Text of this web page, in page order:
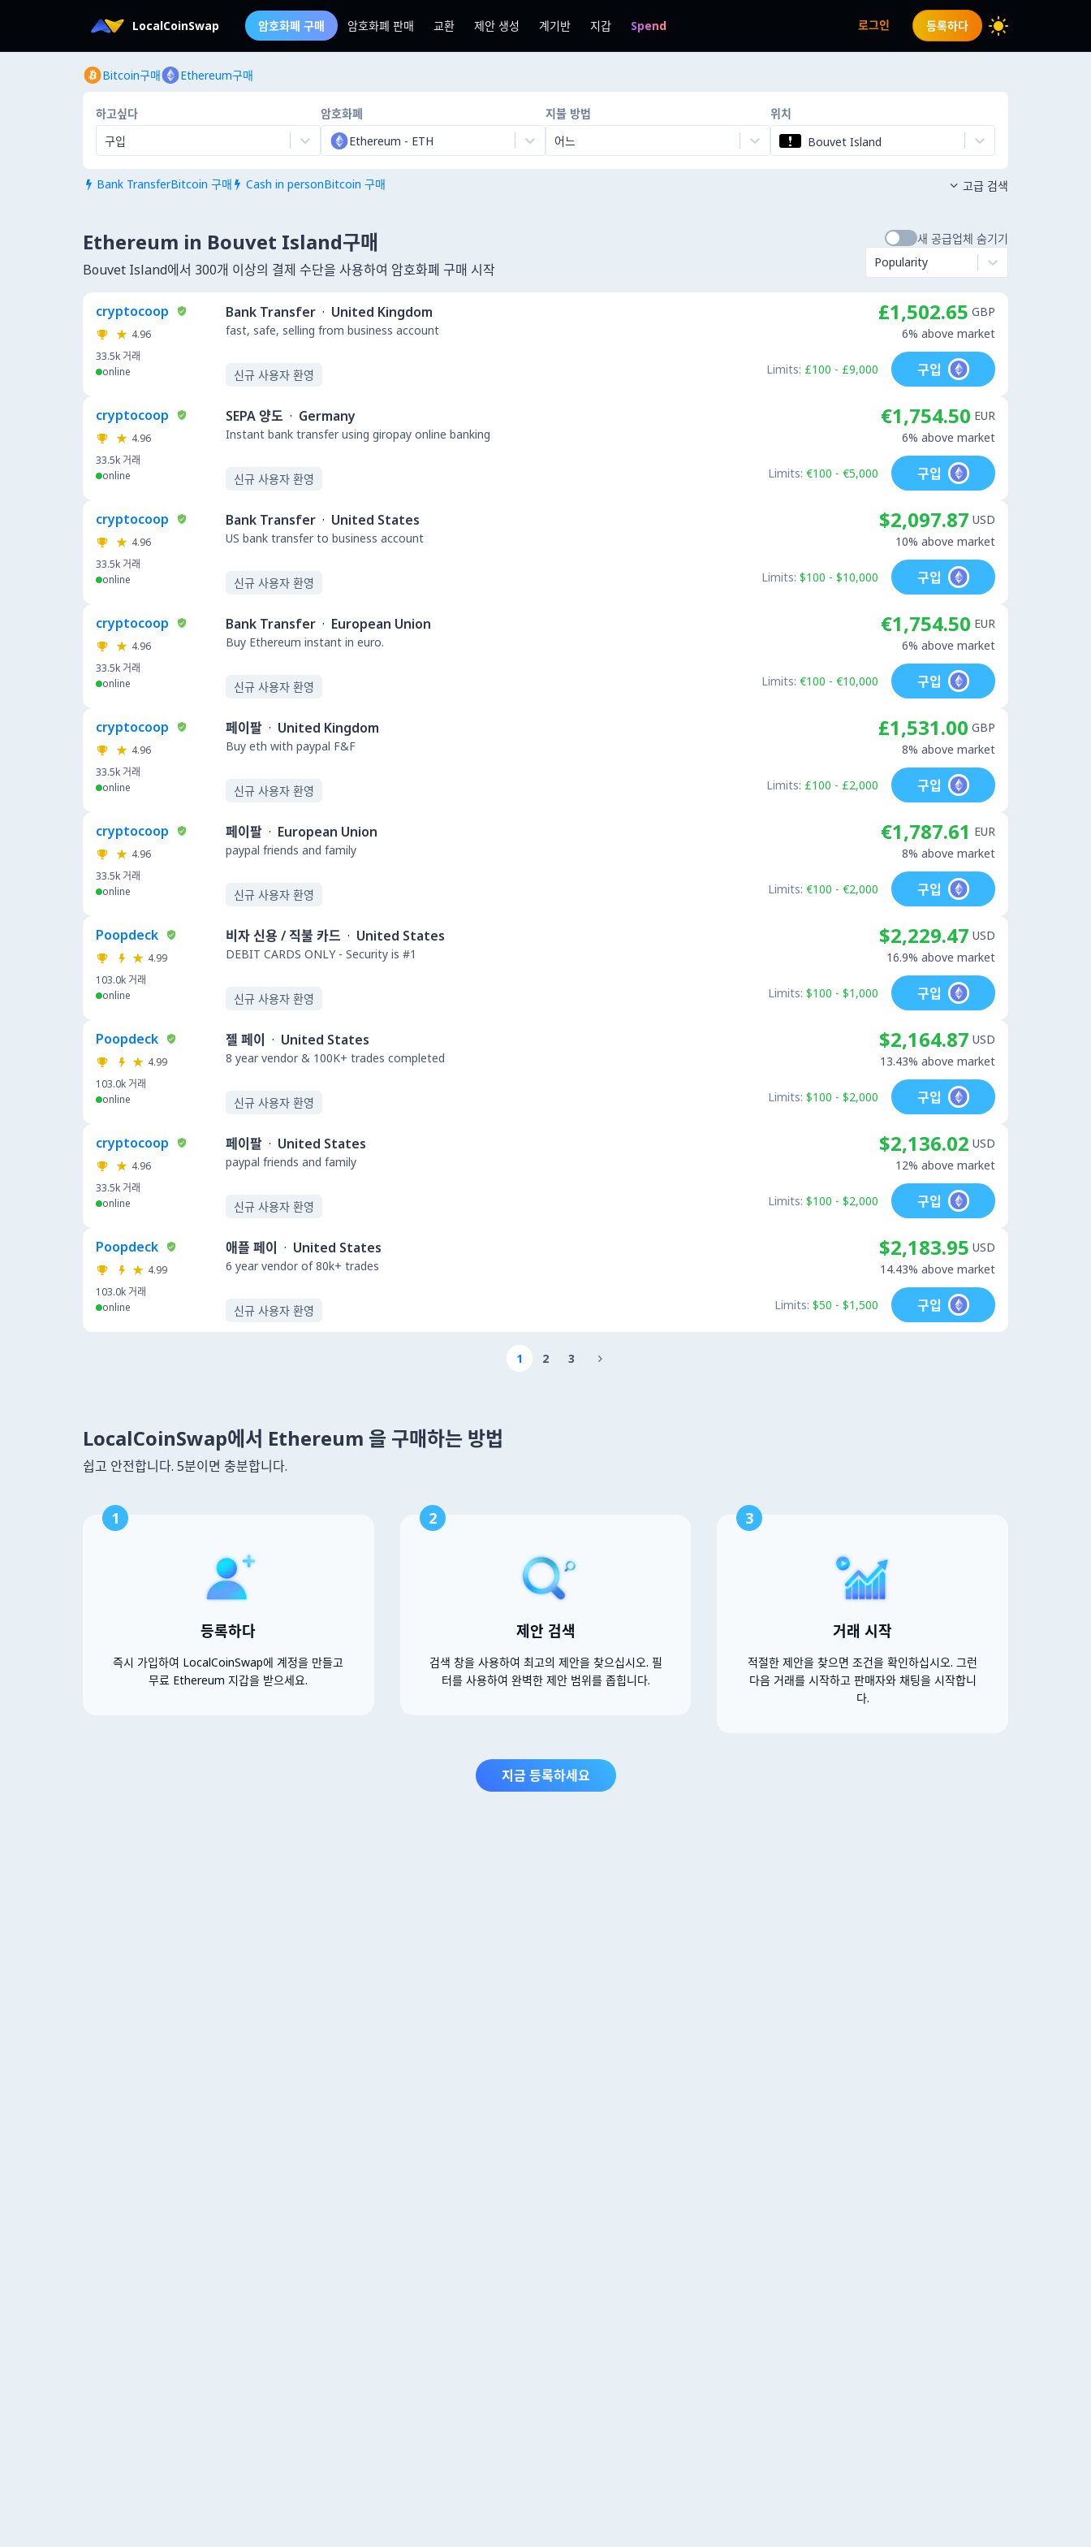
LocalCoinSwap 암호화폐 구매 암호화폐 판매 교환 제안 생성 계기반 지갑 Spend 로그인 등록하다
Bitcoin구매 Ethereum구매
하고싶다
구입
암호화폐
Ethereum - ETH
지불 방법
어느
위치
Bouvet Island
 Bank TransferBitcoin 구매  Cash in personBitcoin 구매  고급 검색
Ethereum in Bouvet Island구매
Bouvet Island에서 300개 이상의 결제 수단을 사용하여 암호화폐 구매 시작
새 공급업체 숨기기
Popularity
cryptocoop
4.96
33.5k 거래
online
Bank Transfer · United Kingdom
fast, safe, selling from business account
신규 사용자 환영
£1,502.65 GBP
6% above market
Limits: £100 - £9,000 구입
cryptocoop
4.96
33.5k 거래
online
SEPA 양도 · Germany
Instant bank transfer using giropay online banking
신규 사용자 환영
€1,754.50 EUR
6% above market
Limits: €100 - €5,000 구입
cryptocoop
4.96
33.5k 거래
online
Bank Transfer · United States
US bank transfer to business account
신규 사용자 환영
$2,097.87 USD
10% above market
Limits: $100 - $10,000 구입
cryptocoop
4.96
33.5k 거래
online
Bank Transfer · European Union
Buy Ethereum instant in euro.
신규 사용자 환영
€1,754.50 EUR
6% above market
Limits: €100 - €10,000 구입
cryptocoop
4.96
33.5k 거래
online
페이팔 · United Kingdom
Buy eth with paypal F&F
신규 사용자 환영
£1,531.00 GBP
8% above market
Limits: £100 - £2,000 구입
cryptocoop
4.96
33.5k 거래
online
페이팔 · European Union
paypal friends and family
신규 사용자 환영
€1,787.61 EUR
8% above market
Limits: €100 - €2,000 구입
Poopdeck
4.99
103.0k 거래
online
비자 신용 / 직불 카드 · United States
DEBIT CARDS ONLY - Security is #1
신규 사용자 환영
$2,229.47 USD
16.9% above market
Limits: $100 - $1,000 구입
Poopdeck
4.99
103.0k 거래
online
젤 페이 · United States
8 year vendor & 100K+ trades completed
신규 사용자 환영
$2,164.87 USD
13.43% above market
Limits: $100 - $2,000 구입
cryptocoop
4.96
33.5k 거래
online
페이팔 · United States
paypal friends and family
신규 사용자 환영
$2,136.02 USD
12% above market
Limits: $100 - $2,000 구입
Poopdeck
4.99
103.0k 거래
online
애플 페이 · United States
6 year vendor of 80k+ trades
신규 사용자 환영
$2,183.95 USD
14.43% above market
Limits: $50 - $1,500 구입
1 2 3 
LocalCoinSwap에서 Ethereum 을 구매하는 방법
쉽고 안전합니다. 5분이면 충분합니다.
1
등록하다
즉시 가입하여 LocalCoinSwap에 계정을 만들고
무료 Ethereum 지갑을 받으세요.
2
제안 검색
검색 창을 사용하여 최고의 제안을 찾으십시오. 필
터를 사용하여 완벽한 제안 범위를 좁힙니다.
3
거래 시작
적절한 제안을 찾으면 조건을 확인하십시오. 그런
다음 거래를 시작하고 판매자와 채팅을 시작합니
다.
지금 등록하세요